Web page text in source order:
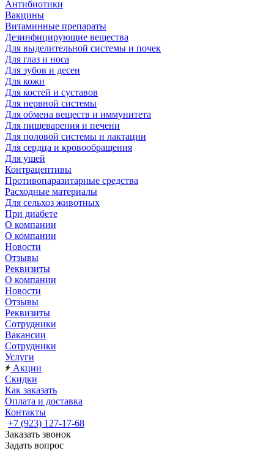
Антибиотики
Вакцины
Витаминные препараты
Дезинфицирующие вещества
Для выделительной системы и почек
Для глаз и носа
Для зубов и десен
Для кожи
Для костей и суставов
Для нервной системы
Для обмена веществ и иммунитета
Для пищеварения и печени
Для половой системы и лактации
Для сердца и кровообращения
Для ушей
Контрацептивы
Противопаразитарные средства
Расходные материалы
Для сельхоз животных
При диабете
О компании
О компании
Новости
Отзывы
Реквизиты
О компании
Новости
Отзывы
Реквизиты
Сотрудники
Вакансии
Сотрудники
Услуги
Акции
Скидки
Как заказать
Оплата и доставка
Контакты
+7 (923) 127-17-68
Заказать звонок
Задать вопрос